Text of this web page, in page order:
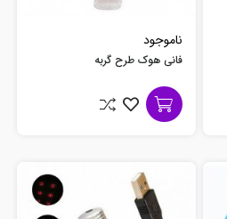
ناموجود
فانی هوک طرح گربه